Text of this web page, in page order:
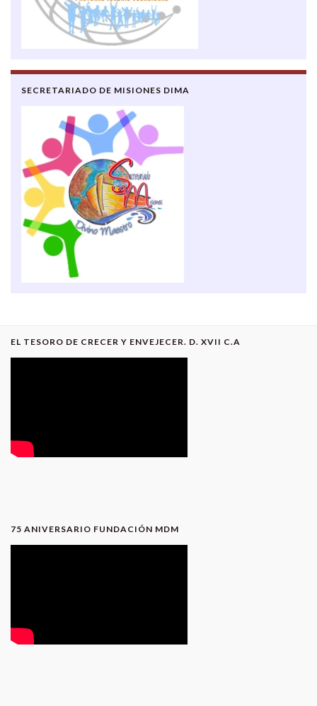
SECRETARIADO DE MISIONES DIMA
EL TESORO DE CRECER Y ENVEJECER. D. XVII C.A
75 ANIVERSARIO FUNDACIÓN MDM